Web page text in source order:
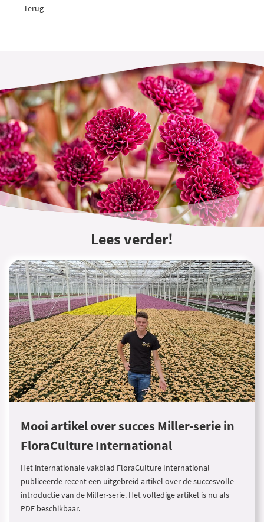
Terug
Lees verder!
Mooi artikel over succes Miller-serie in
FloraCulture International
Het internationale vakblad FloraCulture International
publiceerde recent een uitgebreid artikel over de succesvolle
introductie van de Miller-serie. Het volledige artikel is nu als
PDF beschikbaar.